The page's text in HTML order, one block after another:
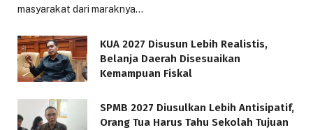
masyarakat dari maraknya…
KUA 2027 Disusun Lebih Realistis,
Belanja Daerah Disesuaikan
Kemampuan Fiskal
SPMB 2027 Diusulkan Lebih Antisipatif,
Orang Tua Harus Tahu Sekolah Tujuan